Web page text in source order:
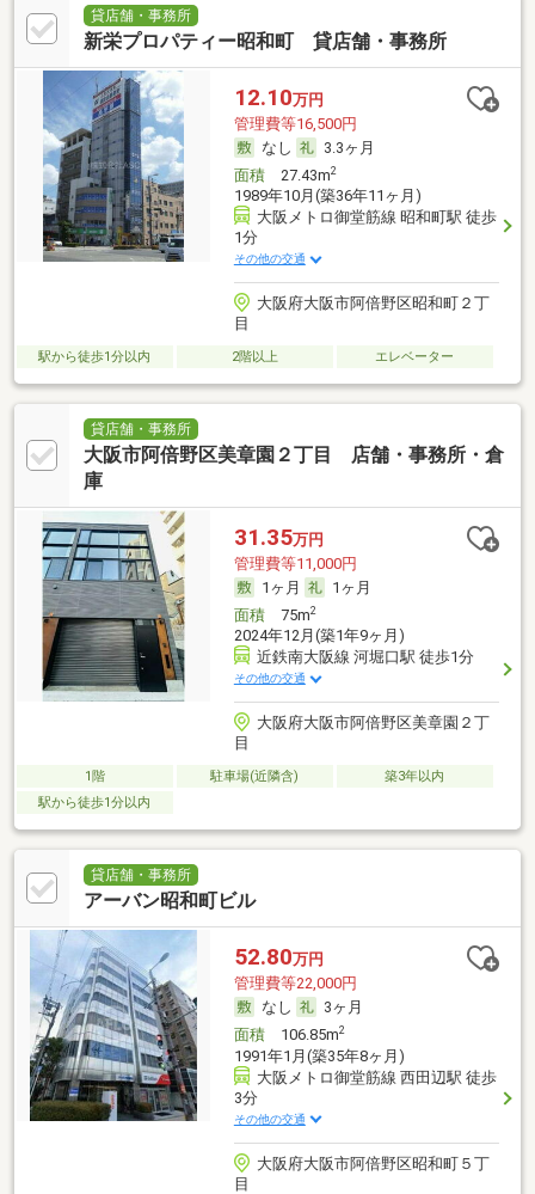
貸店舗・事務所
新栄プロパティー昭和町 貸店舗・事務所
12.10万円
管理費等16,500円
なし
3.3ヶ月
面積27.43m2
1989年10月(築36年11ヶ月)
大阪メトロ御堂筋線 昭和町駅 徒歩
1分
その他の交通
大阪府大阪市阿倍野区昭和町２丁
目
駅から徒歩1分以内 2階以上 エレベーター
貸店舗・事務所
大阪市阿倍野区美章園２丁目 店舗・事務所・倉
庫
31.35万円
管理費等11,000円
1ヶ月
1ヶ月
面積75m2
2024年12月(築1年9ヶ月)
近鉄南大阪線 河堀口駅 徒歩1分
その他の交通
大阪府大阪市阿倍野区美章園２丁
目
1階 駐車場(近隣含)
築3年以内
駅から徒歩1分以内
貸店舗・事務所
アーバン昭和町ビル
52.80万円
管理費等22,000円
なし
3ヶ月
面積106.85m2
1991年1月(築35年8ヶ月)
大阪メトロ御堂筋線 西田辺駅 徒歩
3分
その他の交通
大阪府大阪市阿倍野区昭和町５丁
目